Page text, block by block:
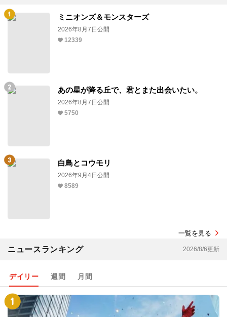
ミニオンズ＆モンスターズ
2026年8月7日公開
12339
あの星が降る丘で、君とまた出会いたい。
2026年8月7日公開
5750
白鳥とコウモリ
2026年9月4日公開
8589
一覧を見る
ニュースランキング 2026/8/6更新
デイリー 週間 月間